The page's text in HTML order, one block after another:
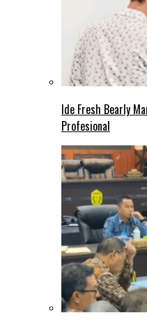
Ide Fresh Bearly
Profesional